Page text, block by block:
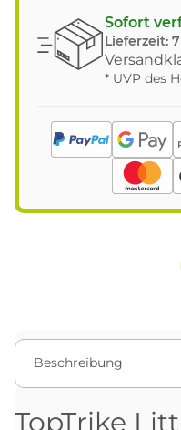
Sofort
Lieferzeit:
* UVP des
Beschreibung
TopTrike